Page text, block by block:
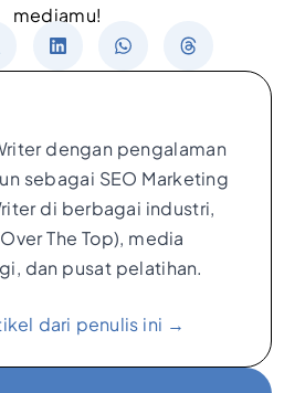
mediamu!
dengan pengalaman
sebagai SEO Marketing
di berbagai industri,
The Top), media
dan pusat pelatihan.
dari penulis ini →